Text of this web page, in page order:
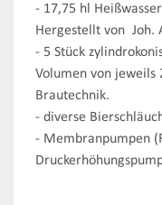
- 17,75 hl
Hergestellt von  Joh.
- 5 Stück
Volumen von jeweils
Brautechnik.
- diverse
- Membranpumpen
- Bierpumpe (SAWA)